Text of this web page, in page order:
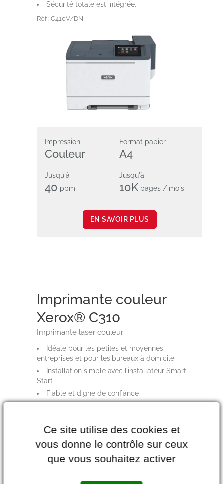
Sécurité totale est intégrée.
Réf : C410V/DN
Impression
Couleur
Format papier
A4
Jusqu'à
40 ppm
Jusqu'à
10K pages / mois
EN SAVOIR PLUS
Imprimante couleur
Xerox® C310
Imprimante laser couleur
Idéale pour les petites et moyennes
entreprises et pour les bureaux à domicile
Installation simple avec l’installateur Smart
Start
Fiable et digne de confiance
Fonctions de sécurité complètes
Réf : C310V/DNI
Ce site utilise des cookies et
vous donne le contrôle sur ceux
que vous souhaitez activer